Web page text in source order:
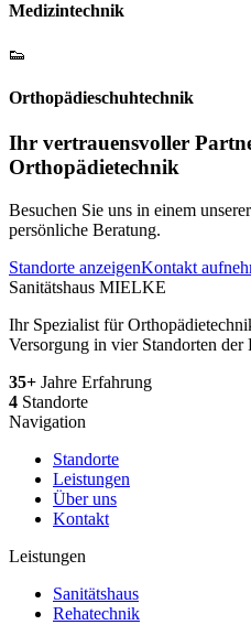
Medizintechnik
👟
Orthopädieschuhtechnik
Ihr vertrauensvoller
Orthopädietechnik
Besuchen Sie uns in einem
persönliche Beratung.
Standorte anzeigenKontakt
Sanitätshaus MIELKE
Ihr Spezialist für
Versorgung in vier Standorten der
35+ Jahre Erfahrung
4 Standorte
Navigation
Standorte
Leistungen
Über uns
Kontakt
Leistungen
Sanitätshaus
Rehatechnik